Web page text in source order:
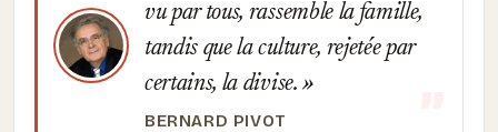
vu par tous, rassemble la famille,
tandis que la culture, rejetée par
certains, la divise.
BERNARD PIVOT